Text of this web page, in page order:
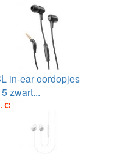
in-ear oordopjes
zwart...
€39.00